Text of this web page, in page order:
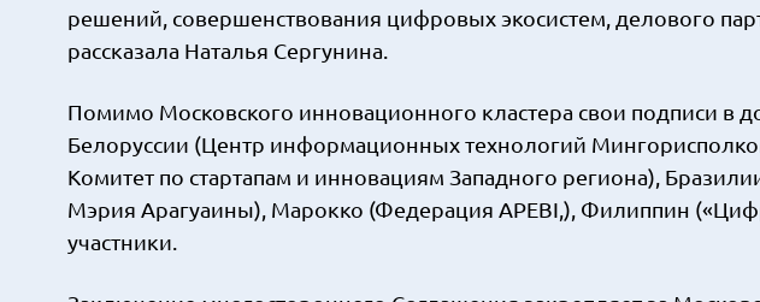
решений, совершенствования цифровых экосистем, делового
рассказала Наталья Сергунина.
Помимо Московского инновационного кластера свои подписи в
Белоруссии (Центр информационных технологий
Комитет по стартапам и инновациям Западного региона),
Мэрия Арагуаины), Марокко (Федерация APEBI,), Филиппин
участники.